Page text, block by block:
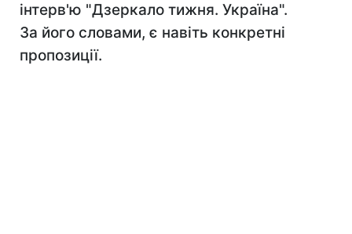
інтерв'ю "Дзеркало тижня. Україна".
За його словами, є навіть конкретні
пропозиції.